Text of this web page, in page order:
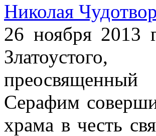
Николая
26 ноября 2013
Златоустого,
Серафим
храма в честь